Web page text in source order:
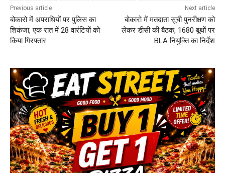
Previous article
बोकारो में अपराधियों पर पुलिस का
शिकंजा, एक रात में 28 वारंटियों को
किया गिरफ्तार
Next article
बोकारो में मतदाता सूची पुनरीक्षण को
लेकर डीसी की बैठक, 1680 बूथों पर
BLA नियुक्ति का निर्देश